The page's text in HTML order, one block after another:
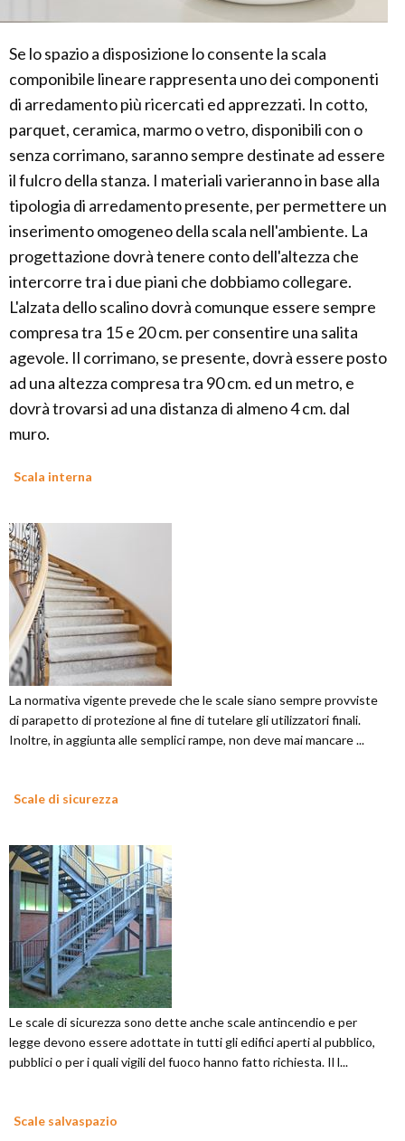
Se lo spazio a disposizione lo consente la scala
componibile lineare rappresenta uno dei componenti
di arredamento più ricercati ed apprezzati. In cotto,
parquet, ceramica, marmo o vetro, disponibili con o
senza corrimano, saranno sempre destinate ad essere
il fulcro della stanza. I materiali varieranno in base alla
tipologia di arredamento presente, per permettere un
inserimento omogeneo della scala nell'ambiente. La
progettazione dovrà tenere conto dell'altezza che
intercorre tra i due piani che dobbiamo collegare.
L'alzata dello scalino dovrà comunque essere sempre
compresa tra 15 e 20 cm. per consentire una salita
agevole. Il corrimano, se presente, dovrà essere posto
ad una altezza compresa tra 90 cm. ed un metro, e
dovrà trovarsi ad una distanza di almeno 4 cm. dal
muro.
Scala interna
La normativa vigente prevede che le scale siano sempre provviste
di parapetto di protezione al fine di tutelare gli utilizzatori finali.
Inoltre, in aggiunta alle semplici rampe, non deve mai mancare ...
Scale di sicurezza
Le scale di sicurezza sono dette anche scale antincendio e per
legge devono essere adottate in tutti gli edifici aperti al pubblico,
pubblici o per i quali vigili del fuoco hanno fatto richiesta. Il l...
Scale salvaspazio